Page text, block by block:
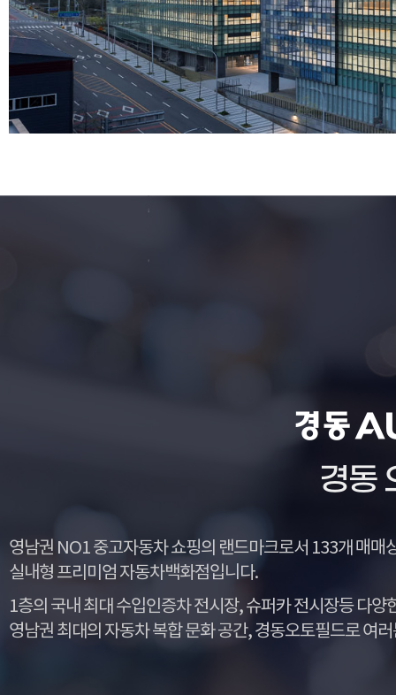
경동
영남권 NO1 중고자동차 쇼핑의 랜드마크로서 133개 매
실내형 프리미엄 자동차백화점입니다.
1층의 국내 최대 수입인증차 전시장, 슈퍼카 전시장등 다
영남권 최대의 자동차 복합 문화 공간, 경동오토필드로 여